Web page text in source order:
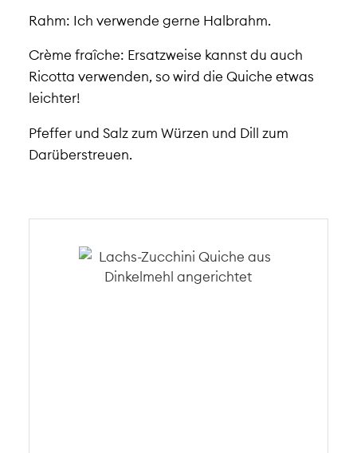
Rahm: Ich verwende gerne Halbrahm.
Crème fraîche: Ersatzweise kannst du auch
Ricotta verwenden, so wird die Quiche etwas
leichter!
Pfeffer und Salz zum Würzen und Dill zum
Darüberstreuen.